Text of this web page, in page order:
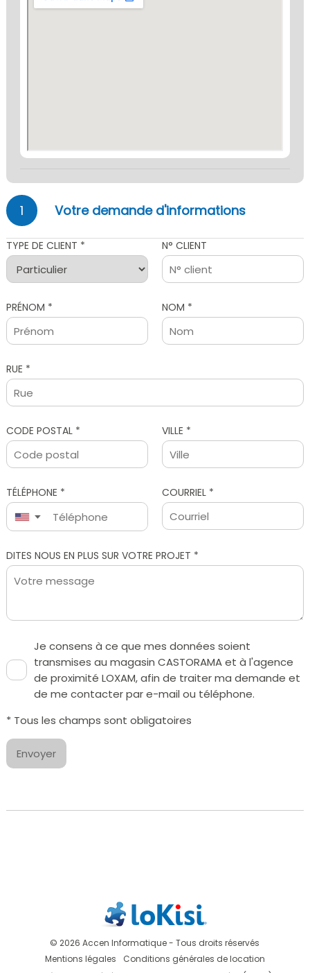
1 Votre demande d'informations
TYPE DE CLIENT * N° CLIENT
PRÉNOM * NOM *
RUE *
CODE POSTAL * VILLE *
TÉLÉPHONE *
▼
COURRIEL *
Je consens à ce que mes données soient
transmises au magasin CASTORAMA et à l'agence
de proximité LOXAM, afin de traiter ma demande et
de me contacter par e-mail ou téléphone.
* Tous les champs sont obligatoires
Envoyer
© 2026 Accen Informatique - Tous droits réservés
Mentions légales
Conditions générales de location